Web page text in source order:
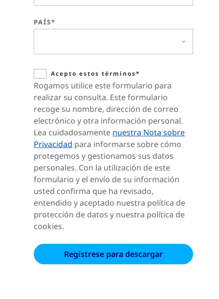
PAÍS*
Acepto estos términos*
Rogamos utilice este formulario para
realizar su consulta. Este formulario
recoge su nombre, dirección de correo
electrónico y otra información personal.
Lea cuidadosamente nuestra Nota sobre
Privacidad para informarse sobre cómo
protegemos y gestionamos sus datos
personales. Con la utilización de este
formulario y el envío de su información
usted confirma que ha revisado,
entendido y aceptado nuestra política de
protección de datos y nuestra política de
cookies.